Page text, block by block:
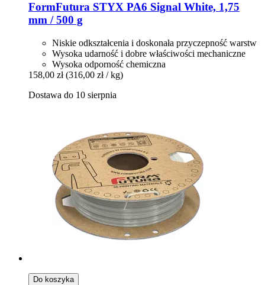
FormFutura STYX PA6 Signal White, 1,75
mm / 500 g
Niskie odkształcenia i doskonała przyczepność warstw
Wysoka udarność i dobre właściwości mechaniczne
Wysoka odporność chemiczna
158,00 zł (316,00 zł / kg)
Dostawa do 10 sierpnia
Do koszyka